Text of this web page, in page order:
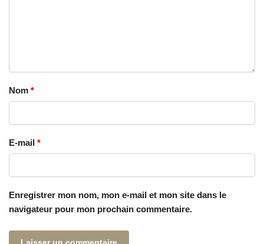
Nom *
E-mail *
Enregistrer mon nom, mon e-mail et mon site dans le
navigateur pour mon prochain commentaire.